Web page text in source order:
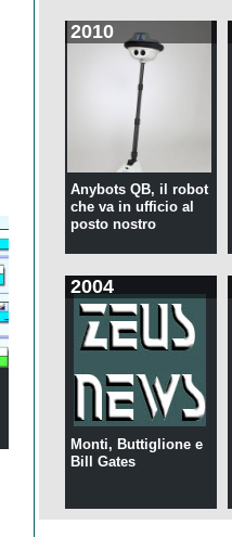
2010
Anybots QB, il robot
che va in ufficio al
posto nostro
2004
Monti, Buttiglione e
Bill Gates